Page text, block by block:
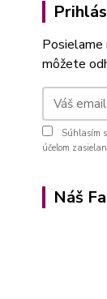
Posielame
môžete
Súhlasím
účelom
Náš